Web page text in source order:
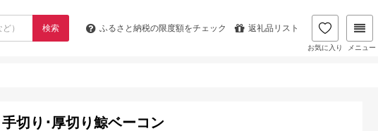
検索 ふるさと納税の限度額をチェック 返礼品リスト
お気に入り メニュー
切り･厚切り鯨ベーコン